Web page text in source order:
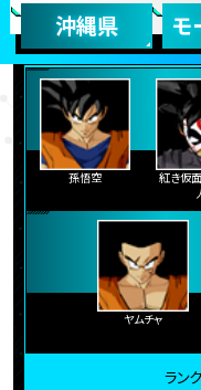
沖縄県 モ
孫悟空
紅き仮
ヤムチャ
ラン